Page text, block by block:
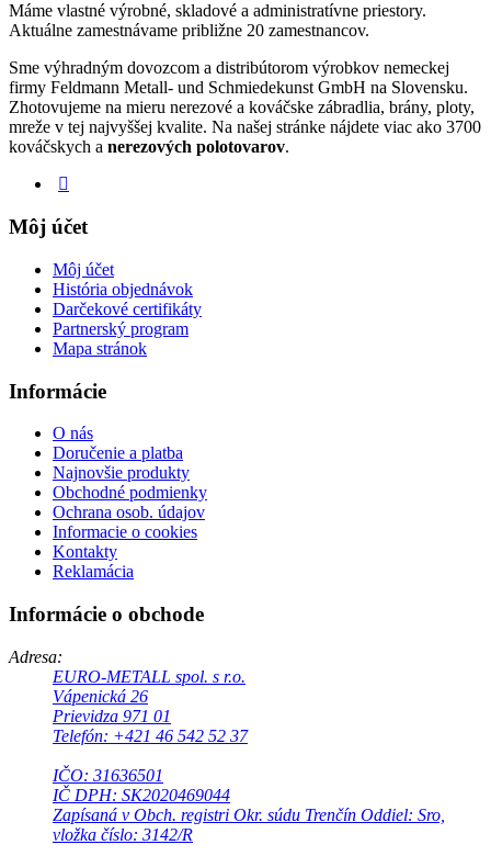
Máme vlastné výrobné, skladové a administratívne priestory.
Aktuálne zamestnávame približne 20 zamestnancov.
Sme výhradným dovozcom a distribútorom výrobkov nemeckej
firmy Feldmann Metall- und Schmiedekunst GmbH na Slovensku.
Zhotovujeme na mieru nerezové a kováčske zábradlia, brány, ploty,
mreže v tej najvyššej kvalite. Na našej stránke nájdete viac ako 3700
kováčskych a nerezových polotovarov.
Môj účet
Môj účet
História objednávok
Darčekové certifikáty
Partnerský program
Mapa stránok
Informácie
O nás
Doručenie a platba
Najnovšie produkty
Obchodné podmienky
Ochrana osob. údajov
Informacie o cookies
Kontakty
Reklamácia
Informácie o obchode
Adresa:
EURO-METALL spol. s r.o.
Vápenická 26
Prievidza 971 01
Telefón: +421 46 542 52 37
IČO: 31636501
IČ DPH: SK2020469044
Zapísaná v Obch. registri Okr. súdu Trenčín Oddiel: Sro,
vložka číslo: 3142/R